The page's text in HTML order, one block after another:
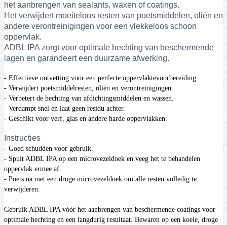
het aanbrengen van sealants, waxen of coatings.
Het verwijdert moeiteloos resten van poetsmiddelen, oliën en
andere verontreinigingen voor een vlekkeloos schoon
oppervlak.
ADBL IPA zorgt voor optimale hechting van beschermende
lagen en garandeert een duurzame afwerking.
- Effectieve ontvetting voor een perfecte oppervlaktevoorbereiding
- Verwijdert poetsmiddelresten, oliën en verontreinigingen.
- Verbetert de hechting van afdichtingsmiddelen en wassen.
- Verdampt snel en laat geen residu achter.
- Geschikt voor verf, glas en andere harde oppervlakken.
Instructies
- Goed schudden voor gebruik.
- Spuit ADBL IPA op een microvezeldoek en veeg het te behandelen
oppervlak ermee af.
- Poets na met een droge microvezeldoek om alle resten volledig te
verwijderen.
Gebruik ADBL IPA vóór het aanbrengen van beschermende coatings voor
optimale hechting en een langdurig resultaat. Bewaren op een koele, droge